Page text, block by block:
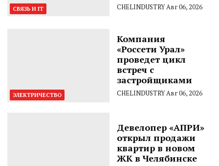
СВЯЗЬ И IT CHELINDUSTRYАвг 06, 2026
ЭЛЕКТРИЧЕСТВО
Компания
«Россети Урал»
проведет цикл
встреч с
застройщиками
CHELINDUSTRYАвг 06, 2026
Девелопер «АПРИ»
открыл продажи
квартир в новом
ЖК в Челябинске